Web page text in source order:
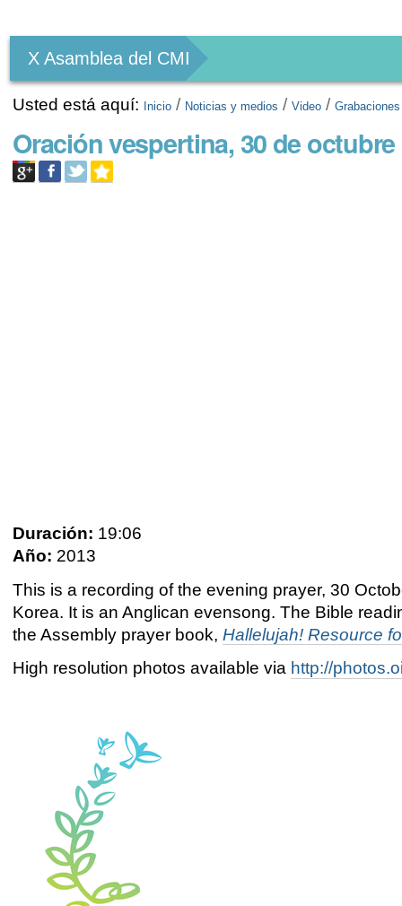
Personales
X Asamblea del CMI
Usted está aquí: Inicio / Noticias y medios /Video /Grabaciones
Oración vespertina, 30 de octubre
Duración: 19:06
Año: 2013
This is a recording of the evening prayer, 30
Korea. It is an Anglican evensong. The Bible
the Assembly prayer book,Hallelujah! Resource
High resolution photos available via http://